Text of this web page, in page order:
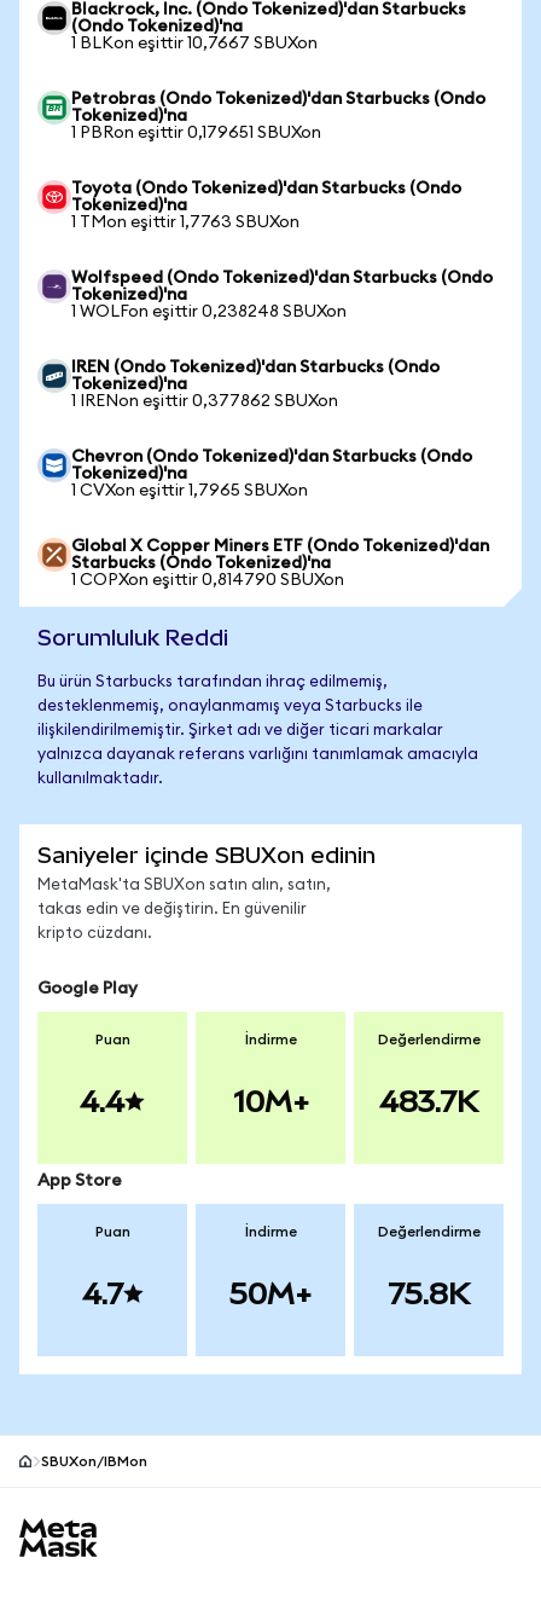
Blackrock, Inc. (Ondo Tokenized)'dan Starbucks
(Ondo Tokenized)'na
1 BLKon eşittir 10,7667 SBUXon
Petrobras (Ondo Tokenized)'dan Starbucks (Ondo
Tokenized)'na
1 PBRon eşittir 0,179651 SBUXon
Toyota (Ondo Tokenized)'dan Starbucks (Ondo
Tokenized)'na
1 TMon eşittir 1,7763 SBUXon
Wolfspeed (Ondo Tokenized)'dan Starbucks (Ondo
Tokenized)'na
1 WOLFon eşittir 0,238248 SBUXon
IREN (Ondo Tokenized)'dan Starbucks (Ondo
Tokenized)'na
1 IRENon eşittir 0,377862 SBUXon
Chevron (Ondo Tokenized)'dan Starbucks (Ondo
Tokenized)'na
1 CVXon eşittir 1,7965 SBUXon
Global X Copper Miners ETF (Ondo Tokenized)'dan
Starbucks (Ondo Tokenized)'na
1 COPXon eşittir 0,814790 SBUXon
Sorumluluk Reddi
Bu ürün Starbucks tarafından ihraç edilmemiş,
desteklenmemiş, onaylanmamış veya Starbucks ile
ilişkilendirilmemiştir. Şirket adı ve diğer ticari markalar
yalnızca dayanak referans varlığını tanımlamak amacıyla
kullanılmaktadır.
Saniyeler içinde SBUXon edinin
MetaMask'ta SBUXon satın alın, satın,
takas edin ve değiştirin. En güvenilir
kripto cüzdanı.
Google Play
Puan
4.4
İndirme
10M+
Değerlendirme
483.7K
App Store
Puan
4.7
İndirme
50M+
Değerlendirme
75.8K
SBUXon/IBMon